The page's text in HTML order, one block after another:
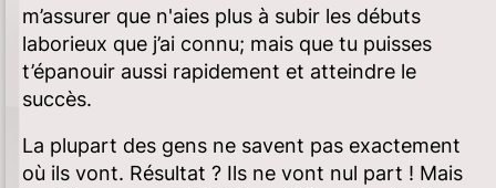
m’assurer que n'aies plus à subir les débuts
laborieux que j’ai connu; mais que tu puisses
t’épanouir aussi rapidement et atteindre le
succès.
La plupart des gens ne savent pas exactement
où ils vont. Résultat ? Ils ne vont nul part ! Mais